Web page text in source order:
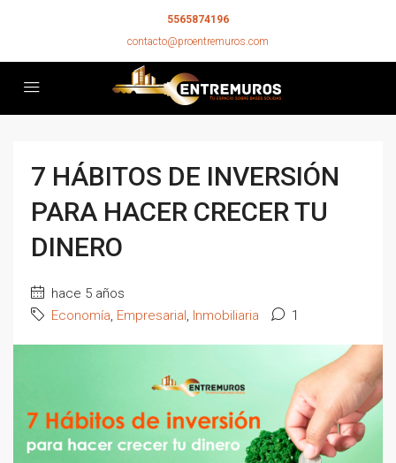
5565874196
contacto@proentremuros.com
7 HÁBITOS DE INVERSIÓN
PARA HACER CRECER TU
DINERO
hace 5 años
Economía, Empresarial, Inmobiliaria 1